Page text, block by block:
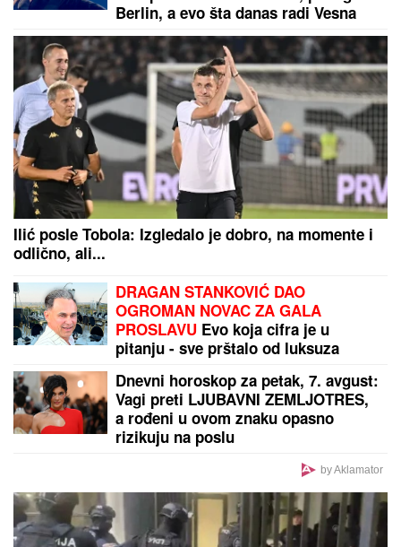
Berlin, a evo šta danas radi Vesna
Pisarović
Ilić posle Tobola: Izgledalo je dobro, na momente i
odlično, ali...
DRAGAN STANKOVIĆ DAO
OGROMAN NOVAC ZA GALA
PROSLAVU Evo koja cifra je u
pitanju - sve prštalo od luksuza
Dnevni horoskop za petak, 7. avgust:
Vagi preti LJUBAVNI ZEMLJOTRES,
a rođeni u ovom znaku opasno
rizikuju na poslu
by Aklamator